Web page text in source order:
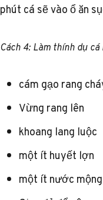
phút cá sẽ vào ổ ăn
Cách 4: Làm thính dụ cá
cám gạo rang
Vừng rang lên
khoang lang luộc
một ít huyết lợn
một ít nước